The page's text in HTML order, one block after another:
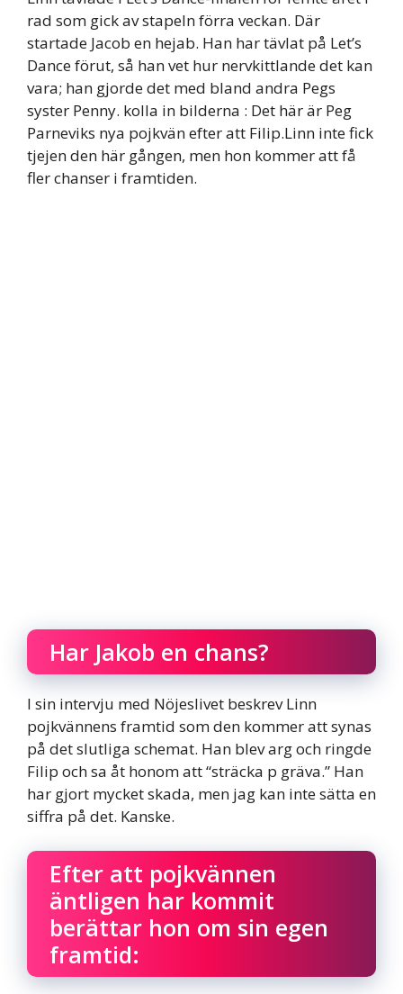
rad som gick av stapeln förra veckan. Där
startade Jacob en hejab. Han har tävlat på Let’s
Dance förut, så han vet hur nervkittlande det kan
vara; han gjorde det med bland andra Pegs
syster Penny. kolla in bilderna : Det här är Peg
Parneviks nya pojkvän efter att Filip.Linn inte fick
tjejen den här gången, men hon kommer att få
fler chanser i framtiden.
Har Jakob en chans?
I sin intervju med Nöjeslivet beskrev Linn
pojkvännens framtid som den kommer att synas
på det slutliga schemat. Han blev arg och ringde
Filip och sa åt honom att “sträcka p gräva.” Han
har gjort mycket skada, men jag kan inte sätta en
siffra på det. Kanske.
Efter att pojkvännen
äntligen har kommit
berättar hon om sin egen
framtid: